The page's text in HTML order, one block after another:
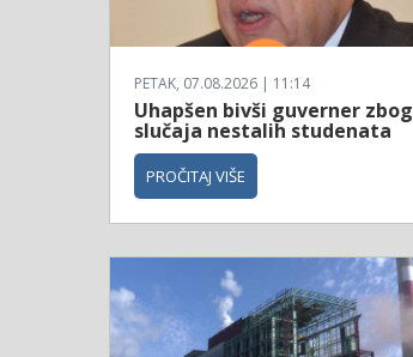
PETAK, 07.08.2026 | 11:14
Uhapšen bivši guverner zbog
slučaja nestalih studenata
PROČITAJ VIŠE